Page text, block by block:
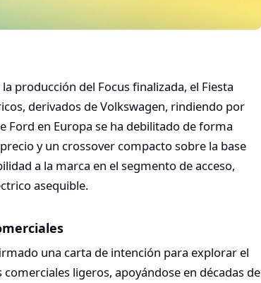
producción del Focus finalizada, el Fiesta
derivados de Volkswagen, rindiendo por
Ford en Europa se ha debilitado de forma
y un crossover compacto sobre la base
a la marca en el segmento de acceso,
asequible.​
una carta de intención para explorar el
ligeros, apoyándose en décadas de